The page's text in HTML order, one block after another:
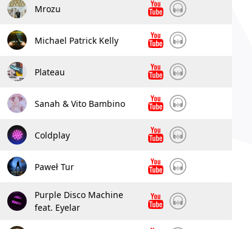
Mrozu
Michael Patrick Kelly
Plateau
Sanah & Vito Bambino
Coldplay
Paweł Tur
Purple Disco Machine
feat. Eyelar